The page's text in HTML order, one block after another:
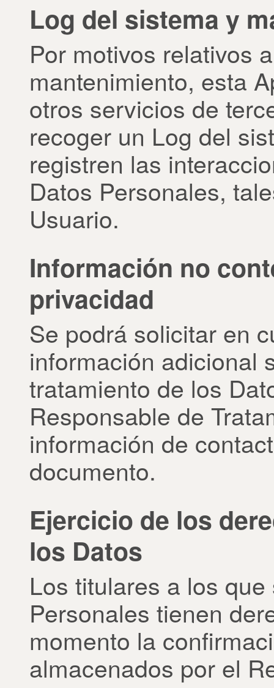
Log del sistema y
Por motivos relativos
mantenimiento, esta
otros servicios de
recoger un Log del
registren las
Datos Personales,
Usuario.
Información no
privacidad
Se podrá solicitar en
información adicional
tratamiento de los
Responsable de
información de
documento.
Ejercicio de los
los Datos
Los titulares a los
Personales tienen
momento la
almacenados por el